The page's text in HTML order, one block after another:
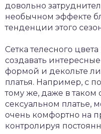
довольно
необычном эффекте
тенденции этого
Сетка телесного
создавать
формой и декольте
платья. Например, с
тому же, даже в таком
сексуальном платье,
очень комфортно на
контролируя